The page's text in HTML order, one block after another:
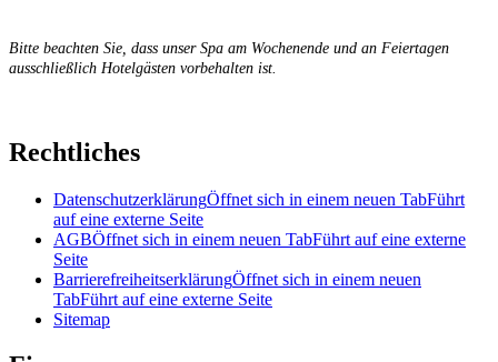
Bitte beachten Sie, dass unser Spa am Wochenende und an Feiertagen
ausschließlich Hotelgästen vorbehalten ist.
Rechtliches
DatenschutzerklärungÖffnet sich in einem neuen TabFührt
auf eine externe Seite
AGBÖffnet sich in einem neuen TabFührt auf eine externe
Seite
BarrierefreiheitserklärungÖffnet sich in einem neuen
TabFührt auf eine externe Seite
Sitemap